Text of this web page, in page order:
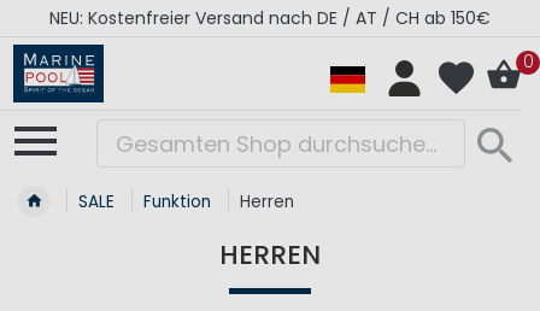
NEU: Kostenfreier Versand nach DE / AT / CH ab 150€
0
SALE Funktion Herren
HERREN